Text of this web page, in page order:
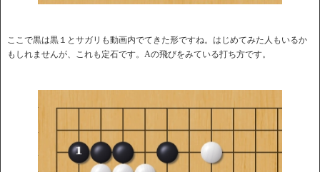
ここで黒は黒１とサガリも動画内でてきた形ですね。はじめてみた人もいるか
もしれませんが、これも定石です。Aの飛びをみている打ち方です。